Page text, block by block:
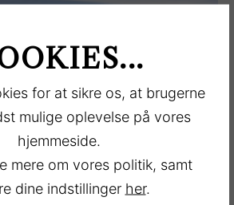
Skoven
for at sikre os, at brugerne
mulige oplevelse på vores
hjemmeside.
mere om vores politik, samt
dine indstillinger her.